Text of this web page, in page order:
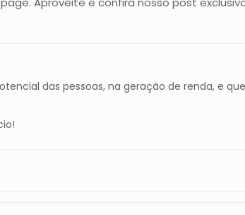
das pessoas, na geração de renda, e